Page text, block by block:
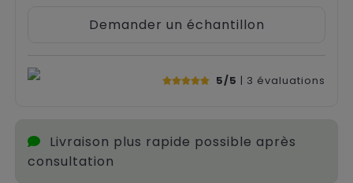
Demander un échantillon
5/5 | 3 évaluations
Livraison plus rapide possible après
consultation